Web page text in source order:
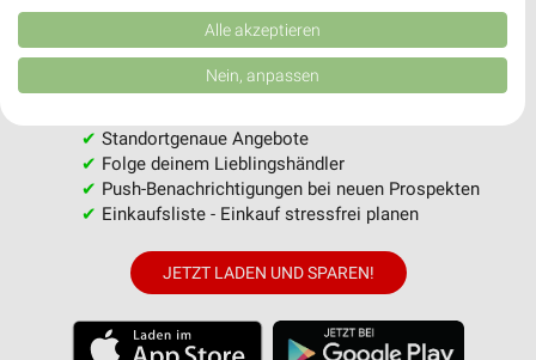
weekli - Prospekte & Angebote App
Alle NKD Angebote immer griffbereit – mit der kostenlosen
weekli App für iOS & Android.
✔ Standortgenaue Angebote
✔ Folge deinem Lieblingshändler
✔ Push-Benachrichtigungen bei neuen Prospekten
✔ Einkaufsliste - Einkauf stressfrei planen
JETZT LADEN UND SPAREN!
Kombinationen von Daten aus verschiedenen Quellen. Entwicklung und
Verbesserung der Angebote. Verwendung reduzierter Daten zur Auswahl
von Inhalten.
Daten können außerhalb der Europäischen Union weitergegeben und in die
USA gesendet werden.
Website/App.
Partnerliste anzeigen (1 IAB-Anbieter)
Wir nutzen Ihre Daten für folgende Zwecke:
IAB-Verarbeitungszwecke:
Speichern von oder Zugriff auf Informationen
auf einem Endgerät
Verwendung reduzierter Daten zur Auswahl von
Werbeanzeigen
Alle akzeptieren
Nein, anpassen